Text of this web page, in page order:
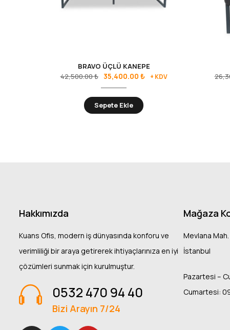
BRAVO ÜÇLÜ KANEPE
42,500.00₺ 35,400.00 ₺ + KDV
Sepete Ekle
Hakkımızda
Kuans Ofis, modern iş dünyasında konforu ve
verimliliği bir araya getirerek ihtiyaçlarınıza en iyi
çözümleri sunmak için kurulmuştur.
0532 470 94 40
Bizi Arayın 7/24
Mağaza
Mevlana
İstanbul
Pazartesi –
Cumartesi: